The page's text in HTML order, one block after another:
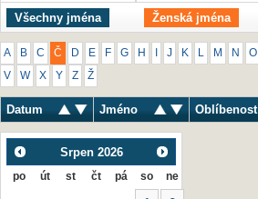
Všechny jména Ženská jména
A B C Č D E F G H J K M N O
V W X Y Z Ž
Datum Jméno Oblíbenost
Srpen 2026
po út st čt pá so ne